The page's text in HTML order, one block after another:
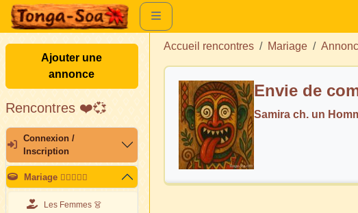
Ajouter une
annonce
Rencontres ❤️💞
Connexion /
Inscription
Mariage 👩🏽‍❤️‍👨🏽
Les Femmes 👗
Accueil rencontres Mariage
Envie de
Samira ch. un